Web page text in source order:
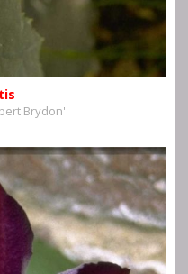
Brydon'